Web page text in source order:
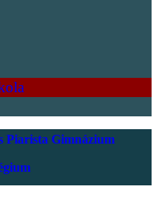
Piarista Gimnázium